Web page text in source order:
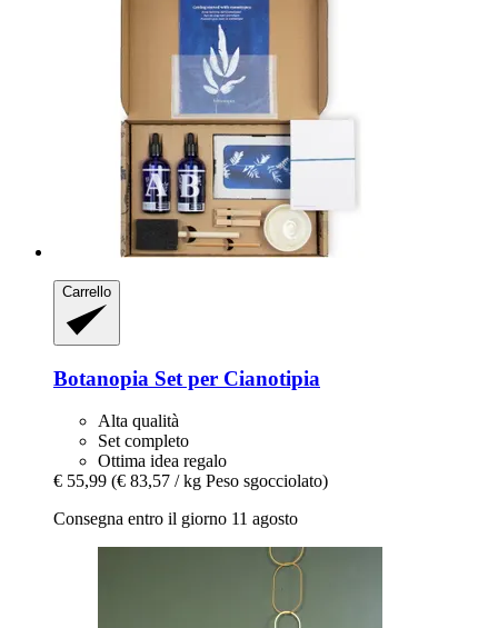
Carrello
Botanopia Set per Cianotipia
Alta qualità
Set completo
Ottima idea regalo
€ 55,99 (€ 83,57 / kg Peso sgocciolato)
Consegna entro il giorno 11 agosto